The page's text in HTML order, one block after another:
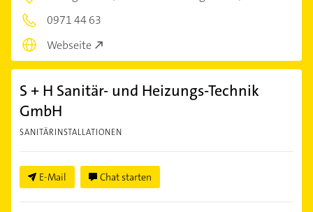
0971 44 63
Webseite
S + H Sanitär- und Heizungs-Technik
GmbH
SANITÄRINSTALLATIONEN
E-Mail Chat starten